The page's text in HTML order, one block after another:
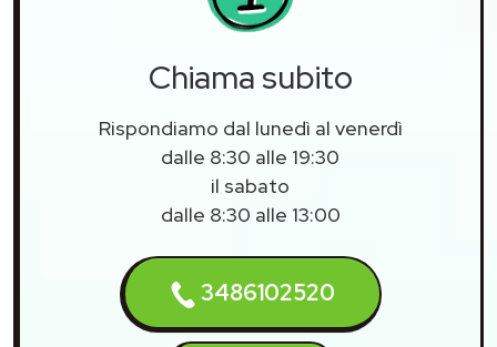
Chiama subito
Rispondiamo dal lunedì al venerdì
dalle 8:30 alle 19:30
il sabato
dalle 8:30 alle 13:00
3486102520